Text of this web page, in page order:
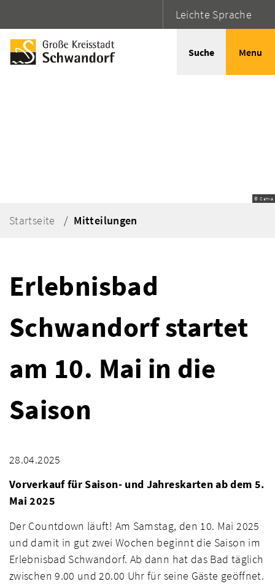
Leichte Sprache
Suche Menu
© Canva
Startseite Mitteilungen
Erlebnisbad
Schwandorf startet
am 10. Mai in die
Saison
28.04.2025
Vorverkauf für Saison- und Jahreskarten ab dem 5.
Mai 2025
Der Countdown läuft! Am Samstag, den 10. Mai 2025
und damit in gut zwei Wochen beginnt die Saison im
Erlebnisbad Schwandorf. Ab dann hat das Bad täglich
zwischen 9.00 und 20.00 Uhr für seine Gäste geöffnet.